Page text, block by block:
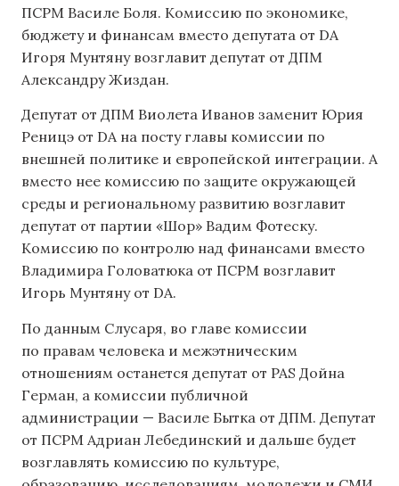
ПСРМ Василе Боля. Комиссию по экономике,
бюджету и финансам вместо депутата от DA
Игоря Мунтяну возглавит депутат от ДПМ
Александру Жиздан.
Депутат от ДПМ Виолета Иванов заменит Юрия
Реницэ от DA на посту главы комиссии по
внешней политике и европейской интеграции. А
вместо нее комиссию по защите окружающей
среды и региональному развитию возглавит
депутат от партии «Шор» Вадим Фотеску.
Комиссию по контролю над финансами вместо
Владимира Головатюка от ПСРМ возглавит
Игорь Мунтяну от DA.
По данным Слусаря, во главе комиссии
по правам человека и межэтническим
отношениям останется депутат от PAS Дойна
Герман, а комиссии публичной
администрации — Василе Бытка от ДПМ. Депутат
от ПСРМ Адриан Лебединский и дальше будет
возглавлять комиссию по культуре,